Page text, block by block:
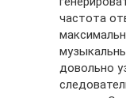
частота
довольно